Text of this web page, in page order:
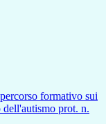
formativo sui
prot. n.